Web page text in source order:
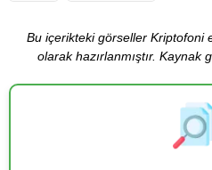
Bu içerikteki görseller Kriptofoni
olarak hazırlanmıştır. Kaynak